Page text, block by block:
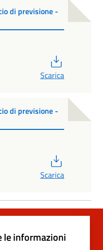
di previsione -
Scarica
di previsione -
Scarica
le informazioni